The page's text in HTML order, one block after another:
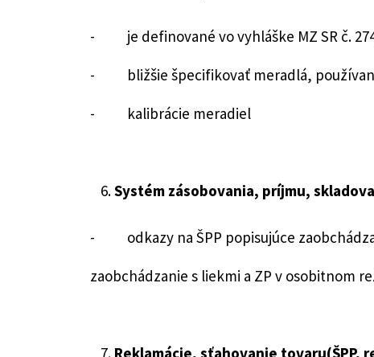
- je definované vo vyhláške MZ SR č.
- bližšie špecifikovať meradlá, používané
- kalibrácie meradiel
Systém zásobovania, príjmu,
- odkazy na ŠPP popisujúce
zaobchádzanie s liekmi a ZP v osobitnom
Reklamácie, sťahovanie tovaru(ŠPP,